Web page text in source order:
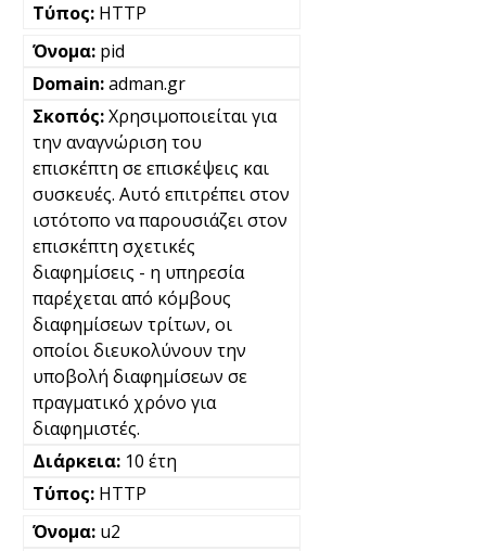
HTTP
pid
adman.gr
Χρησιμοποιείται για
την αναγνώριση του
επισκέπτη σε επισκέψεις και
συσκευές. Αυτό επιτρέπει στον
ιστότοπο να παρουσιάζει στον
επισκέπτη σχετικές
διαφημίσεις - η υπηρεσία
παρέχεται από κόμβους
διαφημίσεων τρίτων, οι
οποίοι διευκολύνουν την
υποβολή διαφημίσεων σε
πραγματικό χρόνο για
διαφημιστές.
10 έτη
HTTP
u2